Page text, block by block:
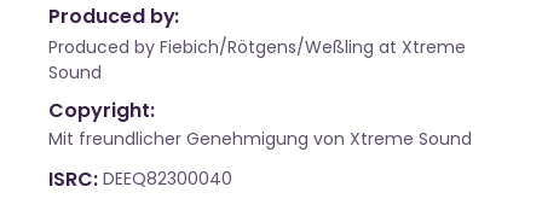
Produced by:
Produced by Fiebich/Rötgens/Weßling at Xtreme
Sound
Copyright:
Mit freundlicher Genehmigung von Xtreme Sound
ISRC DEEQ82300040